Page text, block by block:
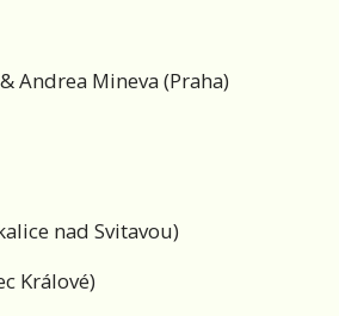
Andrea Mineva (Praha)
nad Svitavou)
Králové)